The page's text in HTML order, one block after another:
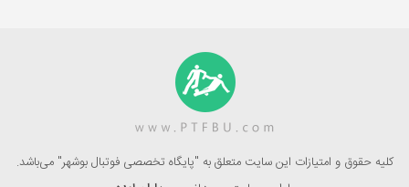
کلیه حقوق و امتیازات این سایت متعلق به "پایگاه تخصصی فوتبال بوشهر" می‌باشد.